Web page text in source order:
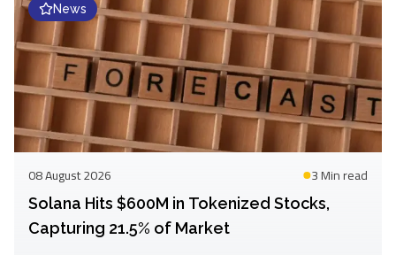
News
08 August 2026 3 Minread
Solana Hits $600M in Tokenized Stocks,
Capturing 21.5% of Market